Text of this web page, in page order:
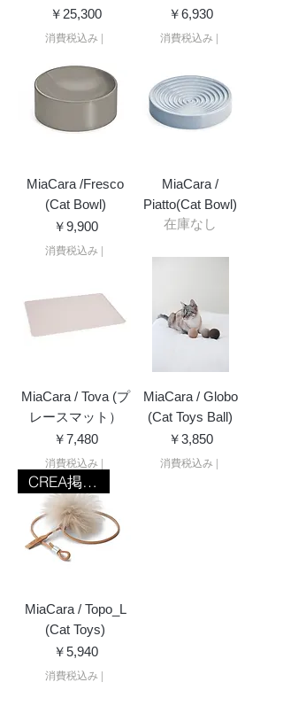
価格
￥25,300
消費税込み |
価格
￥6,930
消費税込み |
MiaCara /Fresco
(Cat Bowl)
価格
￥9,900
消費税込み |
MiaCara /
Piatto(Cat Bowl)
在庫なし
MiaCara / Tova (プ
レースマット）
価格
￥7,480
消費税込み |
MiaCara / Globo
(Cat Toys Ball)
価格
￥3,850
消費税込み |
CREA掲載商品
MiaCara / Topo_L
(Cat Toys)
価格
￥5,940
消費税込み |